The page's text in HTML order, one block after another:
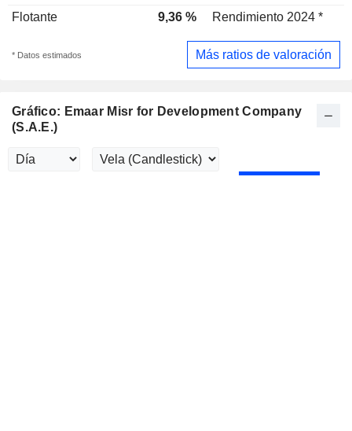
Flotante
9,36 % Rendimiento 2024 *
* Datos estimados Más ratios de valoración
Gráfico: Emaar Misr for Development Company
(S.A.E.)